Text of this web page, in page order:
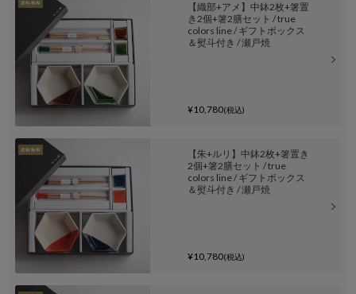
【織部+アメ】中鉢2枚+箸置
き2個+箸2膳セット / true
colors line / ギフトボックス
＆熨斗付き / 瀬戸焼
¥10,780(税込)
【朱+ルリ】中鉢2枚+箸置き
2個+箸2膳セット / true
colors line / ギフトボックス
＆熨斗付き / 瀬戸焼
¥10,780(税込)